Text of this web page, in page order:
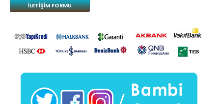
İLETIŞIM FORMU